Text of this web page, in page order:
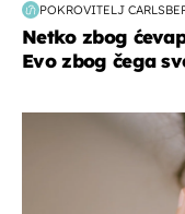
POKROVITELJ
Netko zbog
Evo zbog čega
moda & ljepota